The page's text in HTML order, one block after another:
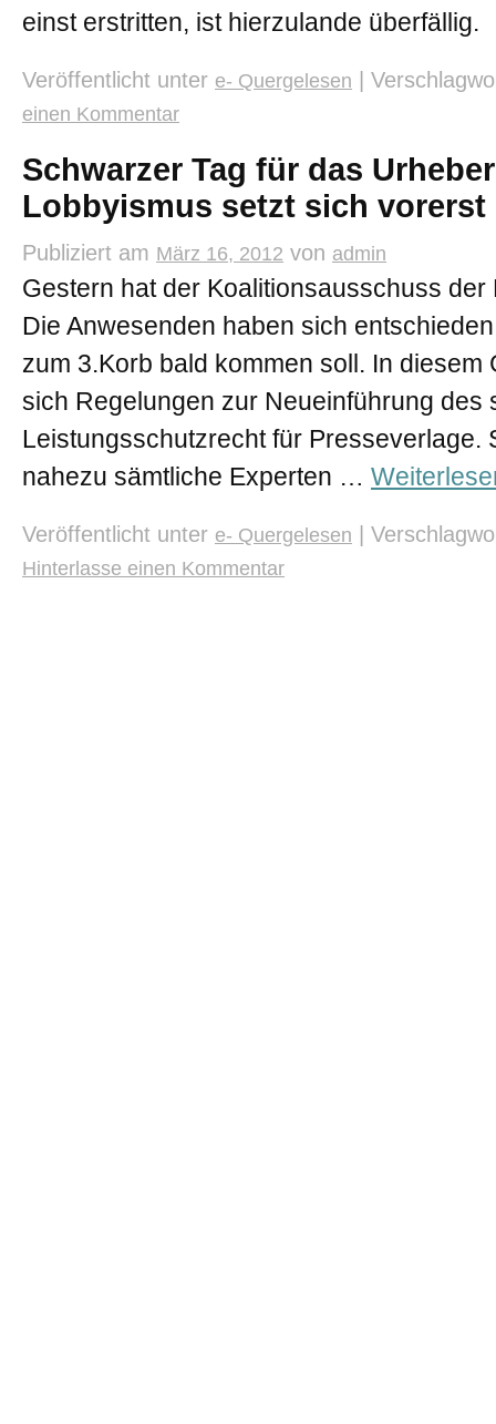
einst erstritten, ist hierzulande überfällig.
Veröffentlicht unter e- Quergelesen
einen Kommentar
Schwarzer Tag für das
Lobbyismus setzt sich vorerst
Publiziert am März 16, 2012 von admin
Gestern hat der Koalitionsausschuss
Die Anwesenden haben sich
zum 3.Korb bald kommen soll. In diesem
sich Regelungen zur Neueinführung des
Leistungsschutzrecht für Presseverlage.
nahezu sämtliche Experten …
Veröffentlicht unter e- Quergelesen
Hinterlasse einen Kommentar